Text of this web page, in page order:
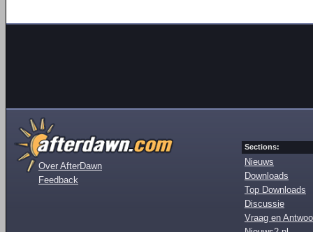
Over AfterDawn
Feedback
Sections:
Nieuws
Downloads
Top Downloads
Discussie
Vraag en